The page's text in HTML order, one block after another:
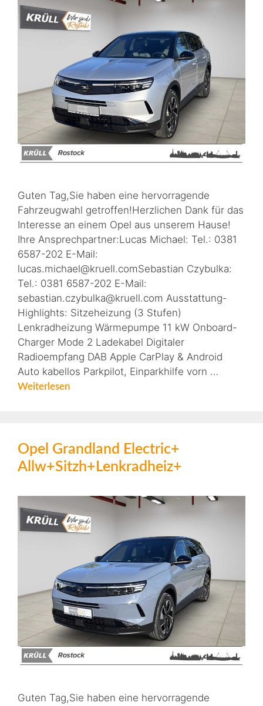
Guten Tag,Sie haben eine hervorragende
Fahrzeugwahl getroffen!Herzlichen Dank für das
Interesse an einem Opel aus unserem Hause!
Ihre Ansprechpartner:Lucas Michael: Tel.: 0381
6587-202 E-Mail:
lucas.michael@kruell.comSebastian Czybulka:
Tel.: 0381 6587-202 E-Mail:
sebastian.czybulka@kruell.com Ausstattung-
Highlights: Sitzeheizung (3 Stufen)
Lenkradheizung Wärmepumpe 11 kW Onboard-
Charger Mode 2 Ladekabel Digitaler
Radioempfang DAB Apple CarPlay & Android
Auto kabellos Parkpilot, Einparkhilfe vorn …
Weiterlesen
Opel Grandland Electric+
Allw+Sitzh+Lenkradheiz+
Guten Tag,Sie haben eine hervorragende